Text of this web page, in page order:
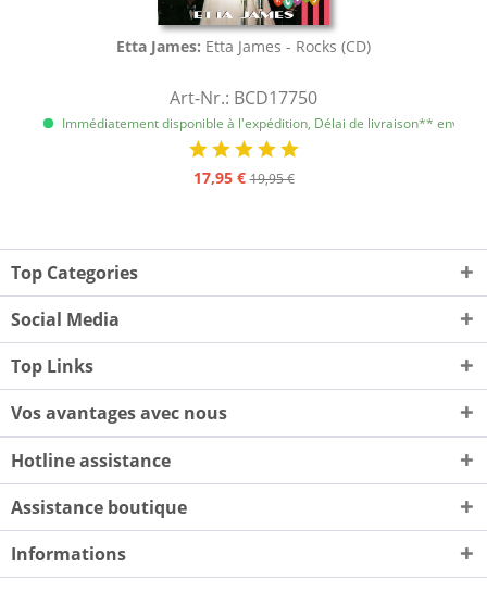
Etta James: Etta James - Rocks (CD)
Art-Nr.: BCD17750
Immédiatement disponible à l'expédition, Délai de livraison** env. 1
17,95 € 19,95 €
Top Categories
Social Media
Top Links
Vos avantages avec nous
Hotline assistance
Assistance boutique
Informations